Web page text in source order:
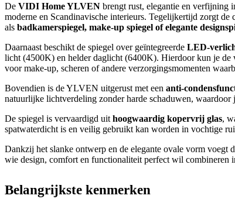
De VIDI Home YLVEN brengt rust, elegantie en verfijning
moderne en Scandinavische interieurs. Tegelijkertijd zorgt
als badkamerspiegel, make-up spiegel of elegante
Daarnaast beschikt de spiegel over geïntegreerde LED-
licht (4500K) en helder daglicht (6400K). Hierdoor kun je de
voor make-up, scheren of andere verzorgingsmomenten
Bovendien is de YLVEN uitgerust met een anti-
natuurlijke lichtverdeling zonder harde schaduwen, waardoor
De spiegel is vervaardigd uit hoogwaardig kopervrij glas,
spatwaterdicht is en veilig gebruikt kan worden in vochtige
Dankzij het slanke ontwerp en de elegante ovale vorm voegt
wie design, comfort en functionaliteit perfect wil combineren
Belangrijkste kenmerken